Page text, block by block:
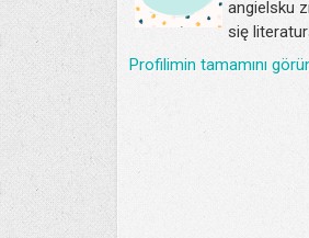
angielsku
się
Profilimin tamamını